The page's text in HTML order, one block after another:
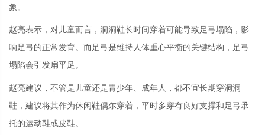
象。
赵亮表示，对儿童而言，洞洞鞋长时间穿着可能导致足弓塌陷，影
响足弓的正常发育。而足弓是维持人体重心平衡的关键结构，足弓
塌陷会引发扁平足。
赵亮建议，不管是儿童还是青少年、成年人，都不宜长期穿洞洞
鞋，建议将其作为休闲鞋偶尔穿着，平时多穿有良好支撑和足弓承
托的运动鞋或皮鞋。